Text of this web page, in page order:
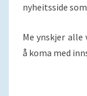
nyheitsside
Me ynskjer
å koma med